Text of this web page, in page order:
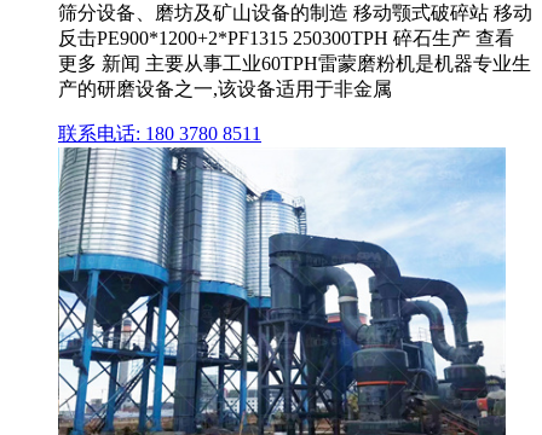
筛分设备、磨坊及矿山设备的制造 移动颚式破碎站 移动
反击PE900*1200+2*PF1315 250300TPH 碎石生产 查看
更多 新闻 主要从事工业60TPH雷蒙磨粉机是机器专业生
产的研磨设备之一,该设备适用于非金属
联系电话: 180 3780 8511